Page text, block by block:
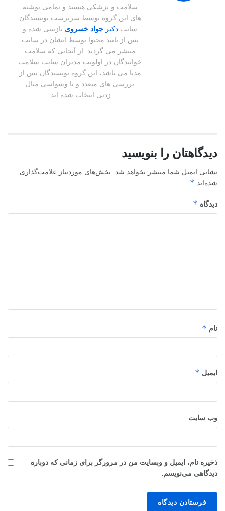
سلامت و پزشکی هستند و تمامی نوشته
های این گروه توسط سرپرست نویسندگان
سایت دکتر جواد خسروی بازبینی شده و
پس از تایید محتوا توسط ایشان در سایت
منتشر می گردند. از آنجایی که سلامت
خوانندگان در اولویت مدیران سایت سلامت
مدیا می باشد، این گروه نویسندگان پس از
بررسی های متعدد و با وسواسی مثال
زدنی انتخاب شده اند.
دیدگاهتان را بنویسید
نشانی ایمیل شما منتشر نخواهد شد.
بخش‌های موردنیاز علامت‌گذاری
شده‌اند *
دیدگاه *
نام *
ایمیل *
وب‌ سایت
ذخیره نام، ایمیل و وبسایت من در مرورگر برای زمانی که دوباره
دیدگاهی می‌نویسم.